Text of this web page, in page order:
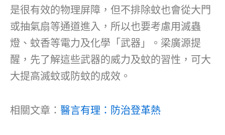
是很有效的物理屏障，但不排除蚊也會從大門
或抽氣扇等通道進入，所以也要考慮用滅蟲
燈、蚊香等電力及化學「武器」。梁廣源提
醒，先了解這些武器的威力及蚊的習性，可大
大提高滅蚊或防蚊的成效。
相關文章： 醫言有理：防治登革熱